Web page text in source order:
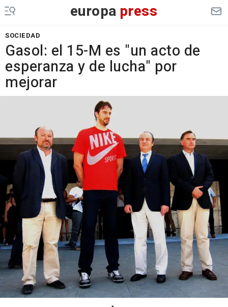
europa press
SOCIEDAD
Gasol: el 15-M es "un acto de
esperanza y de lucha" por
mejorar